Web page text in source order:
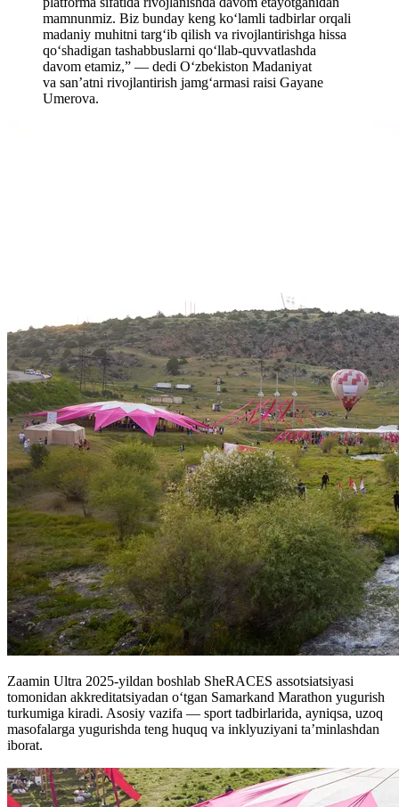
mamnunmiz. Biz bunday keng ko‘lamli tadbirlar orqali
madaniy muhitni targ‘ib qilish va rivojlantirishga hissa
qo‘shadigan tashabbuslarni qo‘llab-quvvatlashda
davom etamiz,” — dedi O‘zbekiston Madaniyat
va san’atni rivojlantirish jamg‘armasi raisi Gayane
Umerova.
Zaamin Ultra 2025-yildan boshlab SheRACES assotsiatsiyasi
tomonidan akkreditatsiyadan o‘tgan Samarkand Marathon yugurish
turkumiga kiradi. Asosiy vazifa — sport tadbirlarida, ayniqsa, uzoq
masofalarga yugurishda teng huquq va inklyuziyani ta’minlashdan
iborat.